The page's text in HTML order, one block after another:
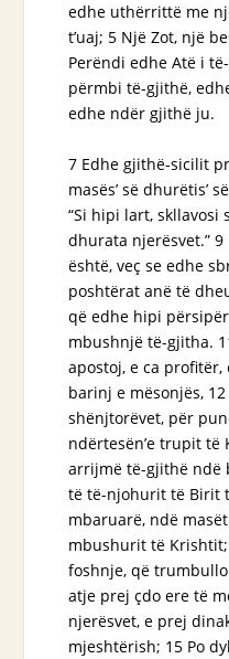
edhe uthërrittë me
t’uaj; 5 Një Zot, një
Perëndi edhe Atë i
përmbi të-gjithë,
edhe ndër gjithë ju.
7 Edhe gjithë-sicilit
masës’ së dhurëtis’
“Si hipi lart, skllavosi
dhurata njerësvet.” 9
është, veç se edhe
poshtërat anë të
që edhe hipi
mbushnjë të-gjitha.
apostoj, e ca profitër,
barinj e mësonjës, 12
shënjtorëvet, për
ndërtesën’e trupit të
arrijmë të-gjithë ndë
të të-njohurit të Birit
mbaruarë, ndë masët
mbushurit të
foshnje, që
atje prej çdo ere të
njerësvet,e prej
mjeshtërish; 15 Po